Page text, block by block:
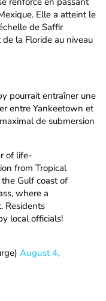
Elle a atteint le
de Saffir
la Floride au niveau
pourrait entraîner une
entre Yankeetown et
de submersion
of life-
from Tropical
Gulf coast of
where a
Residents
local officials!
August 4,